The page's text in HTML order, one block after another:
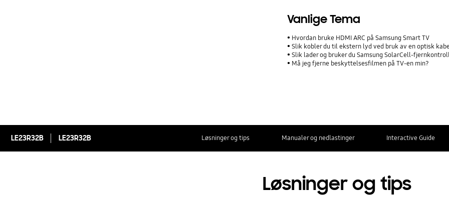
Vanlige Tema
Hvordan bruke HDMI ARC på Samsung Smart TV
Slik kobler du til ekstern lyd ved bruk av en optisk
Slik lader og bruker du Samsung SolarCell-
Må jeg fjerne beskyttelsesfilmen på TV-en min?
LE23R32B LE23R32B Løsninger og tips Manualer og nedlastinger Interactive Guide
Løsninger og tips